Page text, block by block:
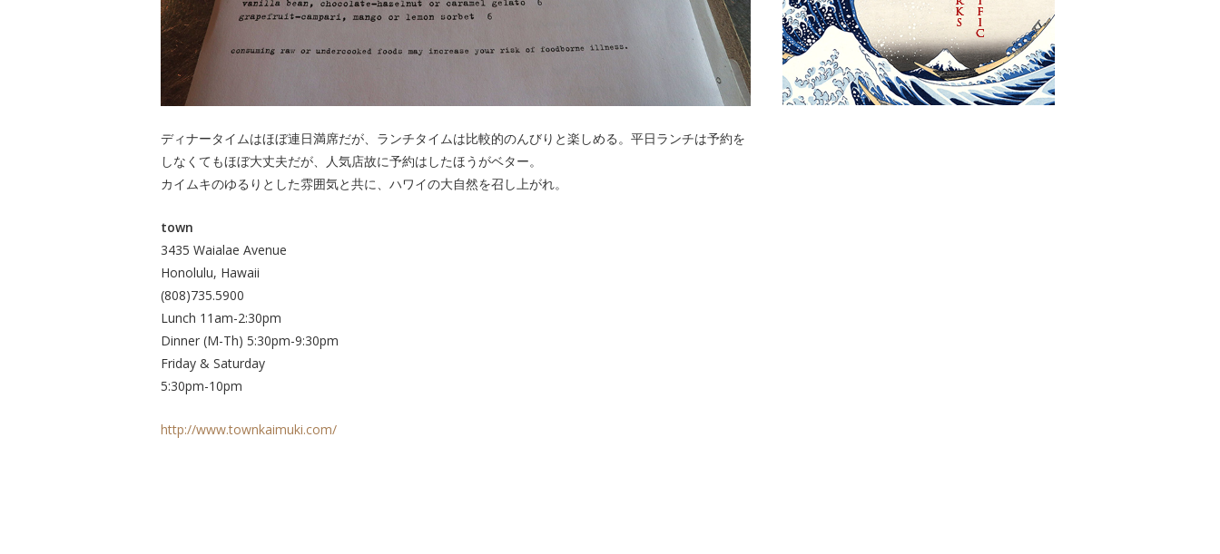
ディナータイムはほぼ連日満席だが、ランチタイムは比較的のんびりと楽しめる。平日ランチは予約を
しなくてもほぼ大丈夫だが、人気店故に予約はしたほうがベター。
カイムキのゆるりとした雰囲気と共に、ハワイの大自然を召し上がれ。
town
3435 Waialae Avenue
Honolulu, Hawaii
(808)735.5900
Lunch 11am-2:30pm
Dinner (M-Th) 5:30pm-9:30pm
Friday & Saturday
5:30pm-10pm
http://www.townkaimuki.com/